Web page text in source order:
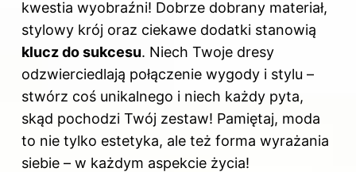
kwestia wyobraźni! Dobrze dobrany materiał,
stylowy krój oraz ciekawe dodatki stanowią
klucz do sukcesu. Niech Twoje dresy
odzwierciedlają połączenie wygody i stylu –
stwórz coś unikalnego i niech każdy pyta,
skąd pochodzi Twój zestaw! Pamiętaj, moda
to nie tylko estetyka, ale też forma wyrażania
siebie – w każdym aspekcie życia!